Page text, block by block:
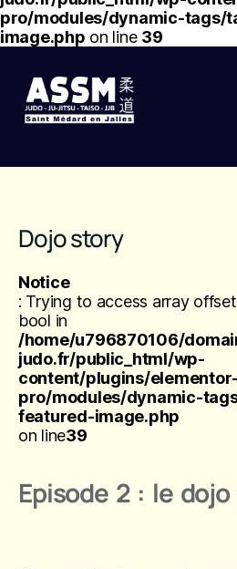
pro/modules/dynamic-tags/
image.php on line 39
Dojo story
Notice
: Trying to access array
bool in
/home/u796870106/
judo.fr/public_html/wp-
content/plugins/elementor-
pro/modules/dynamic-
featured-image.php
on line39
Episode 2 : le